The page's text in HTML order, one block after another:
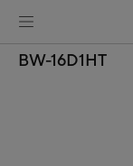
BW-16D1HT